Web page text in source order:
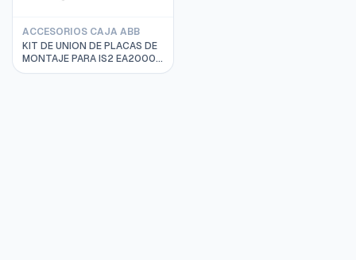
ACCESORIOS CAJA ABB
KIT DE UNION DE PLACAS DE
MONTAJE PARA IS2 EA2000
ABB